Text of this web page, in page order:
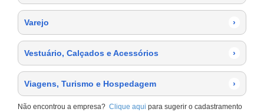
Varejo ›
Vestuário, Calçados e Acessórios ›
Viagens, Turismo e Hospedagem ›
Não encontrou a empresa? Clique aqui para sugerir o cadastramento